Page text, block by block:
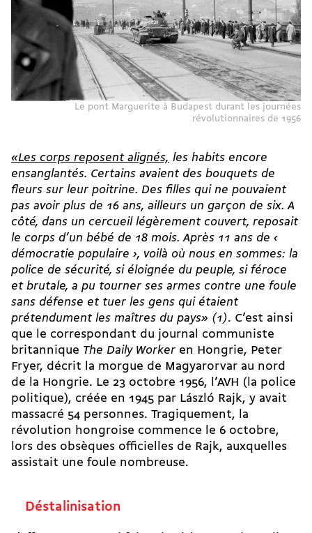
Le pont Marguerite à Budapest durant les journées
révolutionnaires de 1956
«Les corps reposent alignés, les habits encore
ensanglantés. Certains avaient des bouquets de
fleurs sur leur poitrine. Des filles qui ne pouvaient
pas avoir plus de 16 ans, ailleurs un garçon de six. A
côté, dans un cercueil légèrement couvert, reposait
le corps d’un bébé de 18 mois. Après 11 ans de ‹
démocratie populaire ›, voilà où nous en sommes: la
police de sécurité, si éloignée du peuple, si féroce
et brutale, a pu tourner ses armes contre une foule
sans défense et tuer les gens qui étaient
prétendument les maîtres du pays» (1). C’est ainsi
que le correspondant du journal communiste
britannique The Daily Worker en Hongrie, Peter
Fryer, décrit la morgue de Magyarorvar au nord
de la Hongrie. Le 23 octobre 1956, l’AVH (la police
politique), créée en 1945 par László Rajk, y avait
massacré 54 personnes. Tragiquement, la
révolution hongroise commence le 6 octobre,
lors des obsèques officielles de Rajk, auxquelles
assistait une foule nombreuse.
Déstalinisation